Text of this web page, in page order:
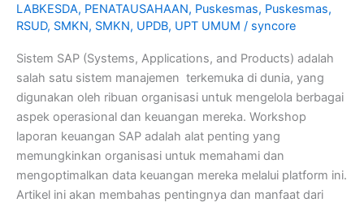
LABKESDA, PENATAUSAHAAN, Puskesmas, Puskesmas,
RSUD, SMKN, SMKN, UPDB, UPT UMUM / syncore
Sistem SAP (Systems, Applications, and Products) adalah
salah satu sistem manajemen terkemuka di dunia, yang
digunakan oleh ribuan organisasi untuk mengelola berbagai
aspek operasional dan keuangan mereka. Workshop
laporan keuangan SAP adalah alat penting yang
memungkinkan organisasi untuk memahami dan
mengoptimalkan data keuangan mereka melalui platform ini.
Artikel ini akan membahas pentingnya dan manfaat dari